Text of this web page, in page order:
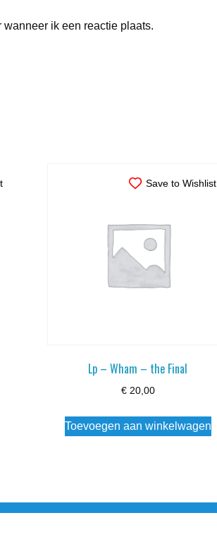
ik een reactie plaats.
Save to Wishlist
Lp – Wham – the Final
€20,00
Toevoegen aan winkelwagen